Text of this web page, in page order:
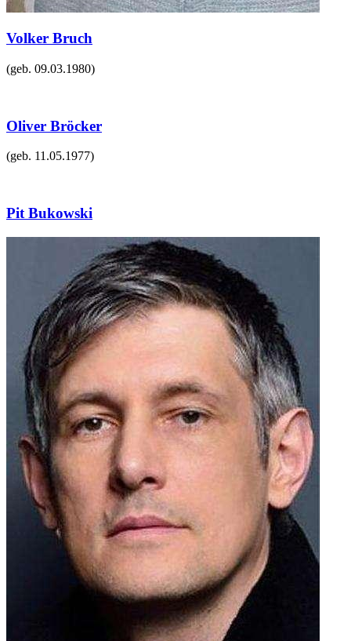
Volker Bruch
(geb. 09.03.1980)
Oliver Bröcker
(geb. 11.05.1977)
Pit Bukowski